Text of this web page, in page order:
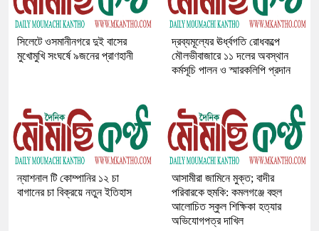
সিলেটে ওসমানীনগরে দুই বাসের
মুখোমুখি সংঘর্ষে ৯জনের প্রাণহানী
দ্রব্যমূল্যের ঊর্ধ্বগতি রোধকল্পে
মৌলভীবাজারে ১১ দলের অবস্থান
কর্মসূচি পালন ও স্মারকলিপি প্রদান
ন্যাশনাল টি কোম্পানির ১২ চা
বাগানের চা বিক্রয়ে নতুন ইতিহাস
আসামীরা জামিনে মুক্ত; বাদীর
পরিবারকে হুমকি: কমলগঞ্জে বহুল
আলোচিত স্কুল শিক্ষিকা হত্যার
অভিযোগপত্র দাখিল